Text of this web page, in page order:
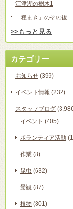
江津湖の樹木1
「種まき」のその後
>>もっと見る
カテゴリー
お知らせ (399)
イベント情報 (232)
スタッフブログ
イベント (405)
ボランティア活動
作業 (8)
昆虫 (632)
景観 (87)
植物 (801)